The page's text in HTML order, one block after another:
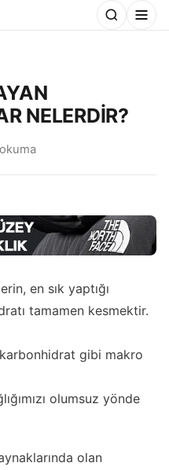
NELERDİR?
en sık yaptığı
tamamen kesmektir.
gibi makro
olumsuz yönde
olan